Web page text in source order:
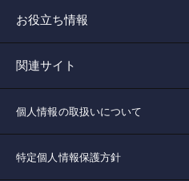
お役立ち情報
関連サイト
個人情報の取扱いについて
特定個人情報保護方針